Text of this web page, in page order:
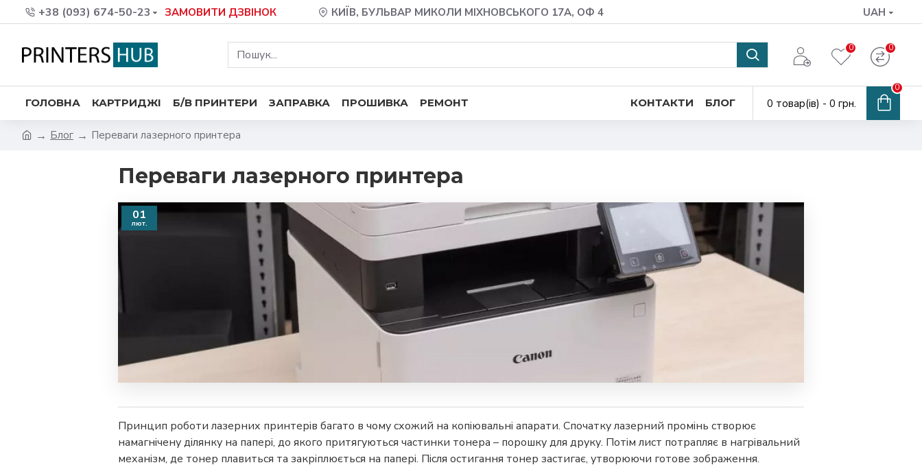
+38 (093) 674-50-23 ЗАМОВИТИ ДЗВІНОК КИЇВ, БУЛЬВАР МИКОЛИ МІХНОВСЬКОГО 17А, ОФ 4 UAH
0 0
ГОЛОВНА КАРТРИДЖІ Б/В ПРИНТЕРИ ЗАПРАВКА ПРОШИВКА РЕМОНТ КОНТАКТИ БЛОГ 0 товар(ів) - 0 грн.
0
Блог Переваги лазерного принтера
Переваги лазерного принтера
01
лют.
Принцип роботи лазерних принтерів багато в чому схожий на копіювальні апарати. Спочатку лазерний промінь створює
намагнічену ділянку на папері, до якого притягуються частинки тонера – порошку для друку. Потім лист потрапляє в нагрівальний
механізм, де тонер плавиться та закріплюється на папері. Після остигання тонер застигає, утворюючи готове зображення.